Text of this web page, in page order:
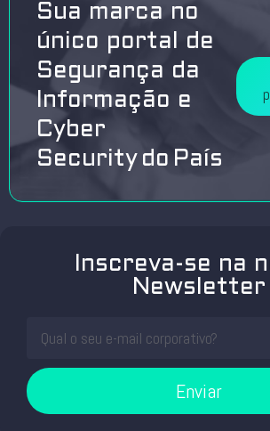
Sua marca no
único portal de
Segurança da
Informação e
Cyber
Security do País
Inscreva-se na
Newsletter
Enviar